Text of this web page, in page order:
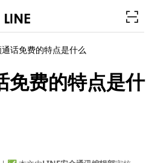
话免费的特点是什么
免费的特点是什